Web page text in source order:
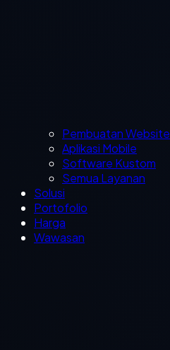
Pembuatan Website
Aplikasi Mobile
Software Kustom
Semua Layanan
Solusi
Portofolio
Harga
Wawasan